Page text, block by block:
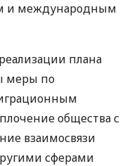
и международным
плана
меры по
общества с
взаимосвязи
сферами